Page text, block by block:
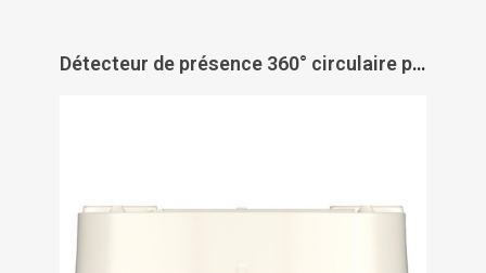
Détecteur de présence 360° circulaire plafond Luxa 103 - THEBEN